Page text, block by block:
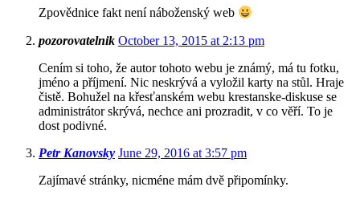
Zpovědnice fakt není náboženský web
pozorovatelnik October 13, 2015 at 2:13 pm
Cením si toho, že autor tohoto webu je známý, má tu fotku,
jméno a příjmení. Nic neskrývá a vyložil karty na stůl. Hraje
čistě. Bohužel na křesťanském webu krestanske-diskuse se
administrátor skrývá, nechce ani prozradit, v co věří. To je
dost podivné.
Petr Kanovsky June 29, 2016 at 3:57 pm
Zajímavé stránky, nicméne mám dvě připomínky.